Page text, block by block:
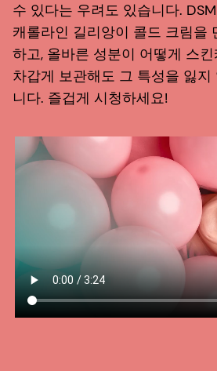
수 있다는 우려도 있습니다.
캐롤라인 길리앙이 콜드 크림을
하고, 올바른 성분이 어떻게 스
차갑게 보관해도 그 특성을 잃지
니다. 즐겁게 시청하세요!